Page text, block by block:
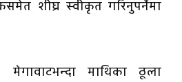
शीघ्र स्वीकृत गरिनुपर्नेमा
माथिका ठूला